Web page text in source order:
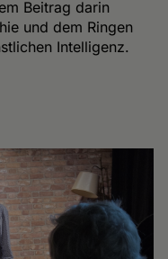
Beitrag darin
und dem Ringen
Intelligenz.